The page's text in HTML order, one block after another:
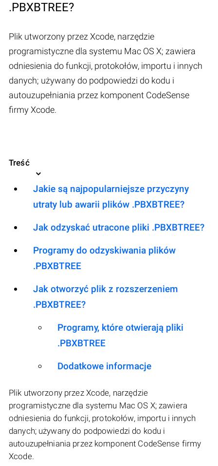
.PBXBTREE?
Plik utworzony przez Xcode, narzędzie
programistyczne dla systemu Mac OS X; zawiera
odniesienia do funkcji, protokołów, importu i innych
danych; używany do podpowiedzi do kodu i
autouzupełniania przez komponent CodeSense
firmy Xcode.
Treść
Jakie są najpopularniejsze przyczyny
utraty lub awarii plików .PBXBTREE?
Jak odzyskać utracone pliki .PBXBTREE?
Programy do odzyskiwania plików
.PBXBTREE
Jak otworzyć plik z rozszerzeniem
.PBXBTREE?
Programy, które otwierają pliki
.PBXBTREE
Dodatkowe informacje
Plik utworzony przez Xcode, narzędzie
programistyczne dla systemu Mac OS X; zawiera
odniesienia do funkcji, protokołów, importu i innych
danych; używany do podpowiedzi do kodu i
autouzupełniania przez komponent CodeSense firmy
Xcode.